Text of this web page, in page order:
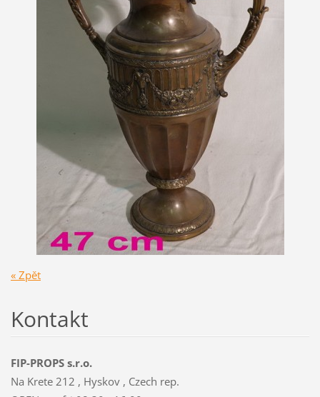
« Zpět
Kontakt
FIP-PROPS s.r.o.
Na Krete 212 , Hyskov , Czech rep.